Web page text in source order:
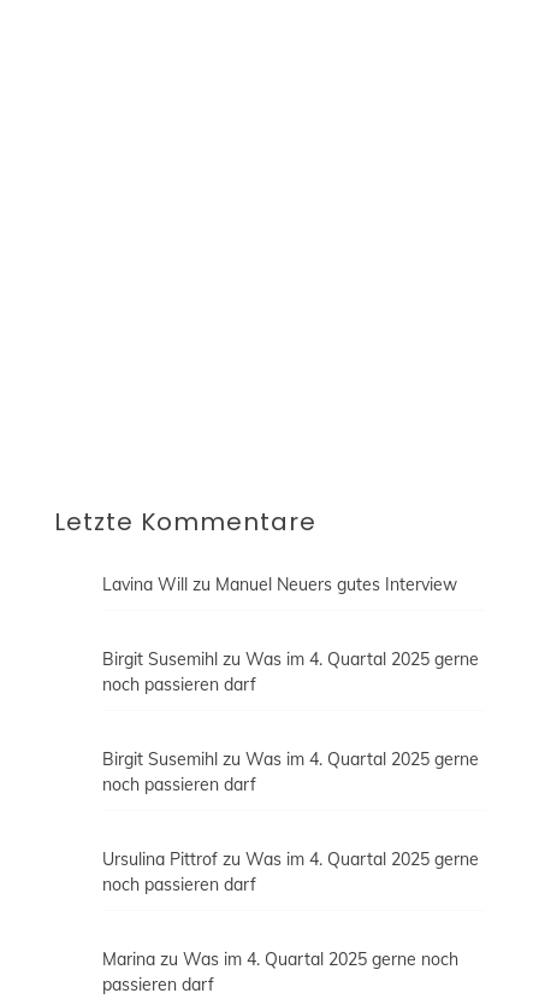
Letzte Kommentare
Lavina Will zu Manuel Neuers gutes Interview
Birgit Susemihl zu Was im 4. Quartal 2025 gerne
noch passieren darf
Birgit Susemihl zu Was im 4. Quartal 2025 gerne
noch passieren darf
Ursulina Pittrofzu Was im 4. Quartal 2025 gerne
noch passieren darf
Marinazu Was im 4. Quartal 2025 gerne noch
passieren darf